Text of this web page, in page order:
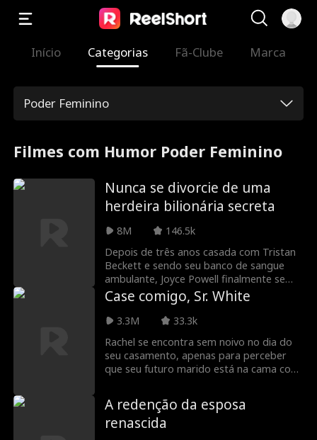
Início Categorias Fã-Clube Marca
Poder Feminino
Filmes com Humor Poder Feminino
Nunca se divorcie de uma
herdeira bilionária secreta
8M
146.5k
Depois de três anos casada com Tristan
Beckett e sendo seu banco de sangue
ambulante, Joyce Powell finalmente se
divorcia dele! Tristan achava que Joyce
era uma garota vaidosa que só se casou
com ele por dinheiro, mal sabia ele que
Tristan reconquistará o coração de
Joyce? Ou ela se apaixonará por um
jovem e fofo William Pope?
Case comigo, Sr. White
3.3M
33.3k
Rachel se encontra sem noivo no dia do
seu casamento, apenas para perceber
que seu futuro marido está na cama com
tornar motivo de piada na cidade, Rachel
decide continuar com o casamento, só há
uma coisinha que ela precisa fazer...
A redenção da esposa
renascida